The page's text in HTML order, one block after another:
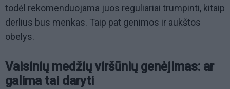
todėl rekomenduojama juos reguliariai trumpinti, kitaip
derlius bus menkas. Taip pat genimos ir aukštos
obelys.
Vaisinių medžių viršūnių genėjimas: ar
galima tai daryti